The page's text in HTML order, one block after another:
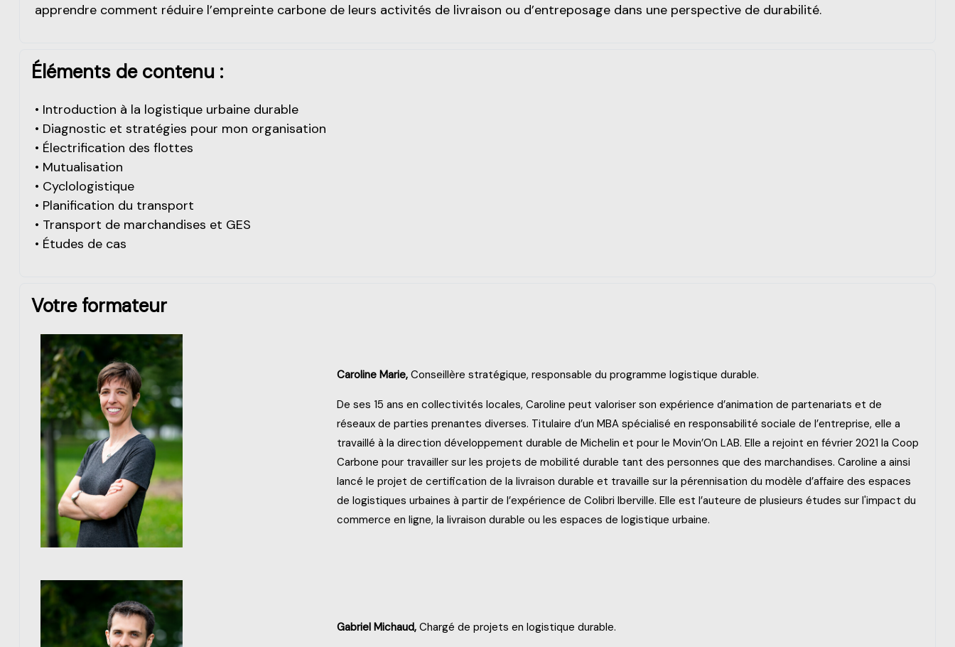
apprendre comment réduire l’empreinte carbone de leurs activités de livraison ou d’entreposage dans une perspective de durabilité.
Éléments de contenu :
• Introduction à la logistique urbaine durable
• Diagnostic et stratégies pour mon organisation
• Électrification des flottes
• Mutualisation
• Cyclologistique
• Planification du transport
• Transport de marchandises et GES
• Études de cas
Votre formateur
Caroline Marie,Conseillère stratégique, responsable du programme logistique durable.
De ses 15 ans en collectivités locales, Caroline peut valoriser son expérience d’animation de partenariats et de
réseaux de parties prenantes diverses. Titulaire d’un MBA spécialisé en responsabilité sociale de l’entreprise, elle a
travaillé à la direction développement durable de Michelin et pour le Movin’On LAB. Elle a rejoint en février 2021 la Coop
Carbone pour travailler sur les projets de mobilité durable tant des personnes que des marchandises. Caroline a ainsi
lancé le projet de certification de la livraison durable et travaille sur la pérennisation du modèle d’affaire des espaces
de logistiques urbaines à partir de l’expérience de Colibri Iberville. Elle est l’auteure de plusieurs études sur l'impact du
commerce en ligne, la livraison durable ou les espaces de logistique urbaine.
Gabriel Michaud,Chargé de projets en logistique durable.